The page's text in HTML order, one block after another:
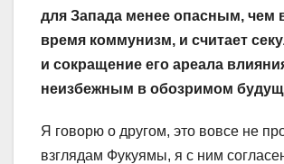
для Запада менее опасным, чем
время коммунизм, и считает
и сокращение его ареала
неизбежным в обозримом
Я говорю о другом, это вовсе не
взглядам Фукуямы, я с ним